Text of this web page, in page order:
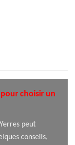
pour choisir un
peut
conseils,